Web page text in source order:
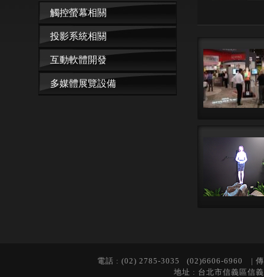
觸控螢幕相關
投影系統相關
互動軟體開發
多媒體展覽設備
電話 : (02) 2785-3035 (02)6606-6960 |
地址 : 台北市信義區信